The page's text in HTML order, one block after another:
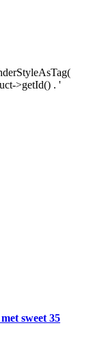
>getId() . '
sweet 35